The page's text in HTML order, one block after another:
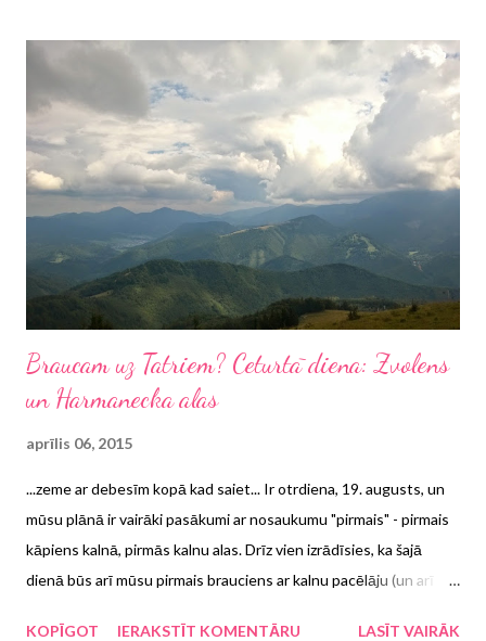
Braucam uz Tatriem? Ceturtā diena: Zvolens
un Harmanecka alas
aprīlis 06, 2015
...zeme ar debesīm kopā kad saiet... Ir otrdiena, 19. augusts, un
mūsu plānā ir vairāki pasākumi ar nosaukumu "pirmais" - pirmais
kāpiens kalnā, pirmās kalnu alas. Drīz vien izrādīsies, ka šajā
dienā būs arī mūsu pirmais brauciens ar kalnu pacēlāju (un arī
KOPĪGOT
IERAKSTĪT KOMENTĀRU LASĪT VAIRĀK